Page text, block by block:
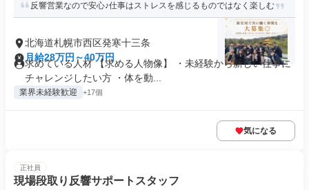
反響営業なので安心♪仕事はストレスを感じるものではなく楽しむ
北海道札幌市西区発寒十三条
月給28万円～40万円
求めている人材 【求める人物像】 ・未経験から新しい仕事に
チャレンジしたい方 ・体を動...
業界未経験歓迎 +17個
気になる
正社員
現場段取り反響サポートスタッフ